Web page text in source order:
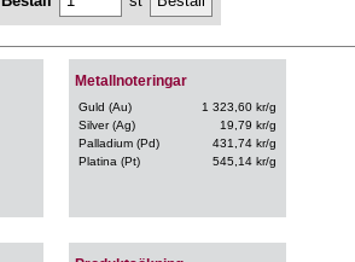
Metallnoteringar
Guld (Au)
1 323,60 kr/g
Silver (Ag)
19,79 kr/g
Palladium (Pd)
431,74 kr/g
Platina (Pt)
545,14 kr/g